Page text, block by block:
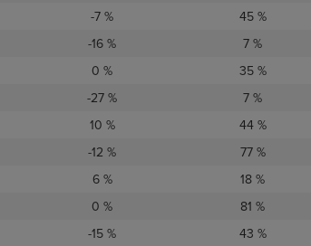
-7 %
45 %
-16 %
7 %
0 %
35 %
-27 %
7 %
10 %
44 %
-12 %
77 %
6 %
18 %
0 %
81 %
-15 %
43 %